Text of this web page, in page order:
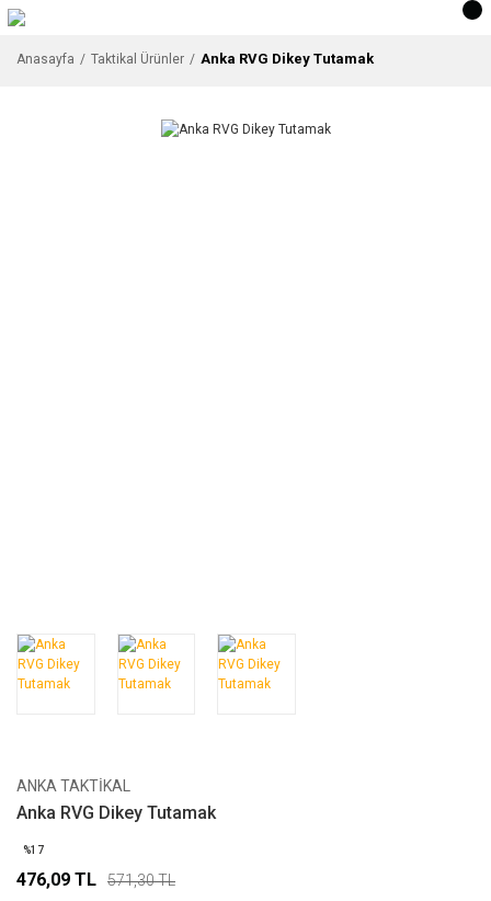
Anasayfa Taktikal Ürünler Anka RVG Dikey Tutamak
ANKA TAKTIKAL
Anka RVG Dikey Tutamak
%17
476,09 TL 571,30 TL